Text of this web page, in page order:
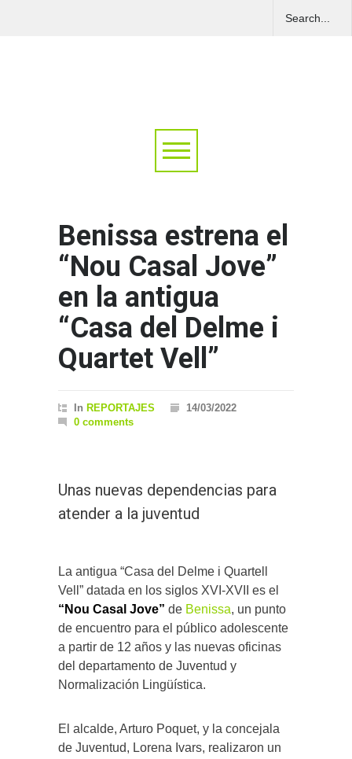
Benissa estrena el
“Nou Casal Jove”
en la antigua
“Casa del Delme i
Quartet Vell”
In REPORTAJES
14/03/2022
0 comments
Unas nuevas dependencias para
atender a la juventud
La antigua “Casa del Delme i Quartell
Vell” datada en los siglos XVI-XVII es el
“Nou Casal Jove” de Benissa, un punto
de encuentro para el público adolescente
a partir de 12 años y las nuevas oficinas
del departamento de Juventud y
Normalización Lingüística.
El alcalde, Arturo Poquet, y la concejala
de Juventud, Lorena Ivars, realizaron un